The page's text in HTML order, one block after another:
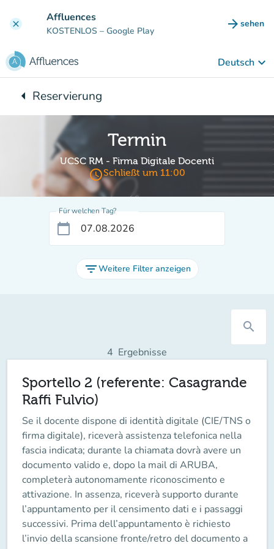
clear Affluences
KOSTENLOS – Google Play arrow_forward sehen
(new
Deutsch keyboard_arrow_down
arrow_leftZurück zu:
Reservierung
Termin
UCSC RM - Firma Digitale Docenti
access_timeSchließt um 11:00
Für welchen Tag?
calendar_today
filter_listWeitere Filter anzeigen
search
4 Ergebnisse
Sportello 2 (referente: Casagrande
Raffi Fulvio)
Se il docente dispone di identità digitale (CIE/TNS o
firma digitale), riceverà assistenza telefonica nella
fascia indicata; durante la chiamata dovrà avere un
documento valido e, dopo la mail di ARUBA,
completerà autonomamente riconoscimento e
attivazione. In assenza, riceverà supporto durante
l’appuntamento per il censimento dati e i passaggi
successivi. Prima dell’appuntamento è richiesto
l’invio della scansione fronte/retro del documento a